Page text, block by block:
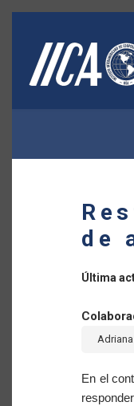
Pasar
contenido
principal
de
Última
En el